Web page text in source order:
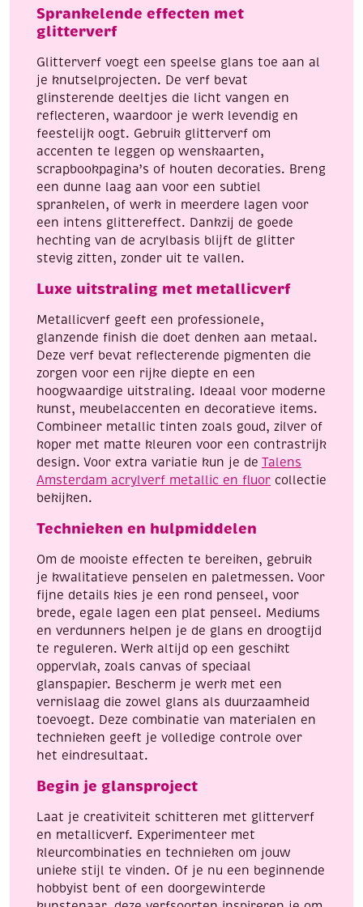
Sprankelende effecten met
glitterverf
Glitterverf voegt een speelse glans toe aan al
je knutselprojecten. De verf bevat
glinsterende deeltjes die licht vangen en
reflecteren, waardoor je werk levendig en
feestelijk oogt. Gebruik glitterverf om
accenten te leggen op wenskaarten,
scrapbookpagina’s of houten decoraties. Breng
een dunne laag aan voor een subtiel
sprankelen, of werk in meerdere lagen voor
een intens glittereffect. Dankzij de goede
hechting van de acrylbasis blijft de glitter
stevig zitten, zonder uit te vallen.
Luxe uitstraling met metallicverf
Metallicverf geeft een professionele,
glanzende finish die doet denken aan metaal.
Deze verf bevat reflecterende pigmenten die
zorgen voor een rijke diepte en een
hoogwaardige uitstraling. Ideaal voor moderne
kunst, meubelaccenten en decoratieve items.
Combineer metallic tinten zoals goud, zilver of
koper met matte kleuren voor een contrastrijk
design. Voor extra variatie kun je de Talens
Amsterdam acrylverf metallic en fluor collectie
bekijken.
Technieken en hulpmiddelen
Om de mooiste effecten te bereiken, gebruik
je kwalitatieve penselen en paletmessen. Voor
fijne details kies je een rond penseel, voor
brede, egale lagen een plat penseel. Mediums
en verdunners helpen je de glans en droogtijd
te reguleren. Werk altijd op een geschikt
oppervlak, zoals canvas of speciaal
glanspapier. Bescherm je werk met een
vernislaag die zowel glans als duurzaamheid
toevoegt. Deze combinatie van materialen en
technieken geeft je volledige controle over
het eindresultaat.
Begin je glansproject
Laat je creativiteit schitteren met glitterverf
en metallicverf. Experimenteer met
kleurcombinaties en technieken om jouw
unieke stijl te vinden. Of je nu een beginnende
hobbyist bent of een doorgewinterde